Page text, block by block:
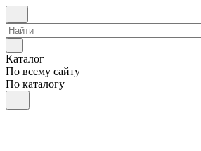
Каталог
По всему сайту
По каталогу